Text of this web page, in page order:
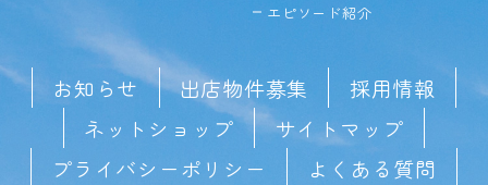
エピソード紹介
お知らせ 出店物件募集
採用情報
ネットショップ
サイトマップ
プライバシーポリシー
よくある質問